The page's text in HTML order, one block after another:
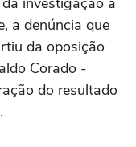
a denúncia que
da oposição
Corado -
do resultado